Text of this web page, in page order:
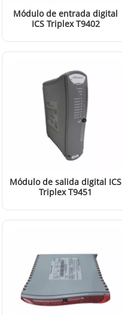
Módulo de entrada digital
ICS Triplex T9402
LEER MÁS
Módulo de salida digital ICS
Triplex T9451
LEER MÁS